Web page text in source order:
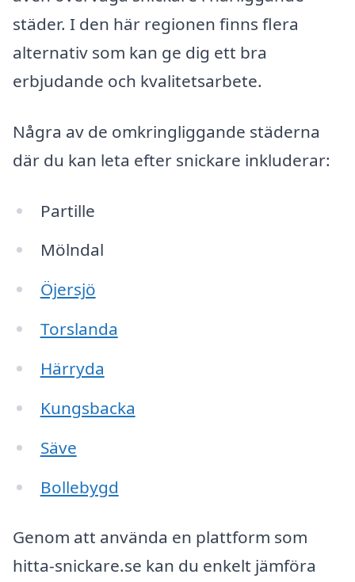
städer. I den här regionen finns flera
alternativ som kan ge dig ett bra
erbjudande och kvalitetsarbete.
Några av de omkringliggande städerna
där du kan leta efter snickare inkluderar:
Partille
Mölndal
Öjersjö
Torslanda
Härryda
Kungsbacka
Säve
Bollebygd
Genom att använda en plattform som
hitta-snickare.se kan du enkelt jämföra